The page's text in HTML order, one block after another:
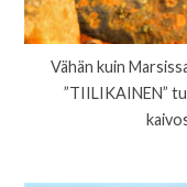
Vähän kuin
”TIILIKAINEN”